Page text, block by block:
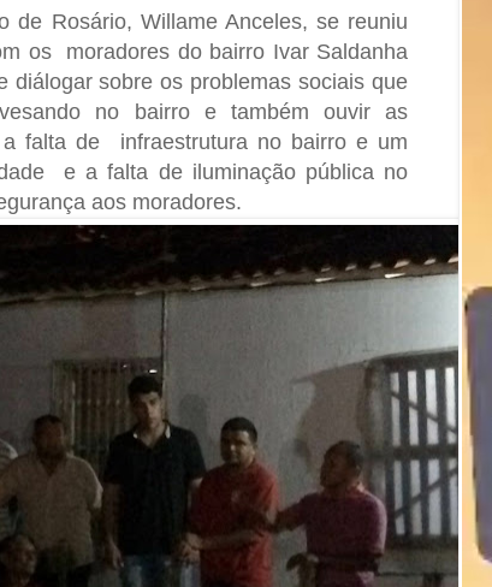
de Rosário, Willame Anceles, se reuniu
os moradores do bairro Ivar Saldanha
diálogar sobre os problemas sociais que
no bairro e também ouvir as
a falta de infraestrutura no bairro e um
e a falta de iluminação pública no
aos moradores.